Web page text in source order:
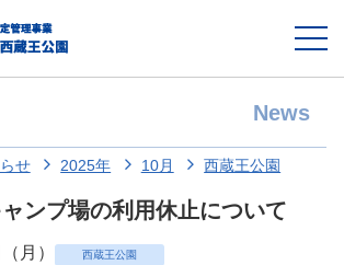
News
せ 2025年 10月 西蔵王公園
ンプ場の利用休止について
月） 西蔵王公園